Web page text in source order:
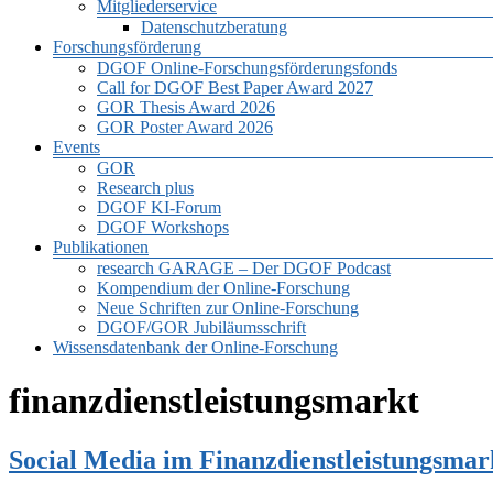
Mitgliederservice
Datenschutzberatung
Forschungsförderung
DGOF Online-Forschungsförderungsfonds
Call for DGOF Best Paper Award 2027
GOR Thesis Award 2026
GOR Poster Award 2026
Events
GOR
Research plus
DGOF KI-Forum
DGOF Workshops
Publikationen
research GARAGE – Der DGOF Podcast
Kompendium der Online-Forschung
Neue Schriften zur Online-Forschung
DGOF/GOR Jubiläumsschrift
Wissensdatenbank der Online-Forschung
finanzdienstleistungsmarkt
Social Media im